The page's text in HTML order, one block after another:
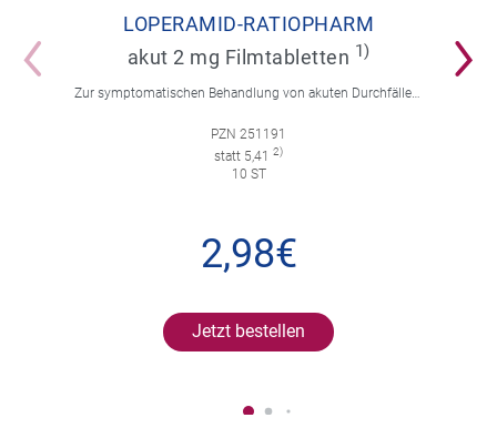
LOPERAMID-RATIOPHARM
akut 2 mg Filmtabletten 1)
Zur symptomatischen Behandlung von akuten Durchfällen für Erwachsene und Kinder ab 12 Jahren.
PZN 251191
statt 5,41 2)
10 ST
2,98€
Jetzt bestellen